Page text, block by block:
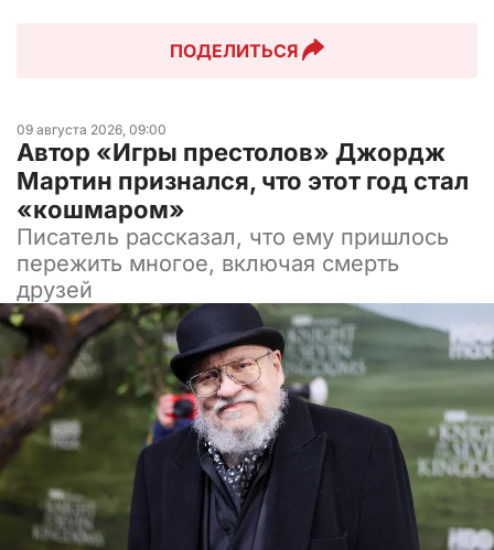
ПОДЕЛИТЬСЯ
09 августа 2026, 09:00
Автор «Игры престолов» Джордж
Мартин признался, что этот год стал
«кошмаром»
Писатель рассказал, что ему пришлось
пережить многое, включая смерть
друзей